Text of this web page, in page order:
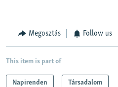
Megosztás Follow us
This item is part of
Napirenden Társadalom